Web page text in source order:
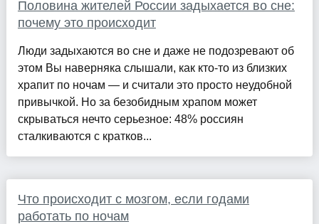
Половина жителей России задыхается во сне:
почему это происходит
Люди задыхаются во сне и даже не подозревают об
этом Вы наверняка слышали, как кто-то из близких
храпит по ночам — и считали это просто неудобной
привычкой. Но за безобидным храпом может
скрываться нечто серьезное: 48% россиян
сталкиваются с кратков...
Что происходит с мозгом, если годами
работать по ночам